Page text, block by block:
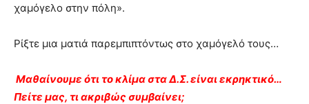
χαμόγελο στην πόλη».
Ρίξτε μια ματιά παρεμπιπτόντως στο χαμόγελό τους…
Μαθαίνουμε ότι το κλίμα στα Δ.Σ. είναι εκρηκτικό…
Πείτε μας, τι ακριβώς συμβαίνει;